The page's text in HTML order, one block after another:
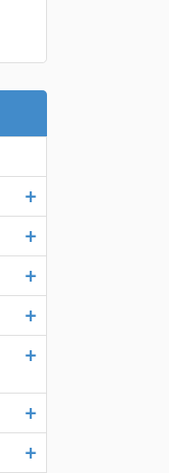
+
+
+
+
+
+
+